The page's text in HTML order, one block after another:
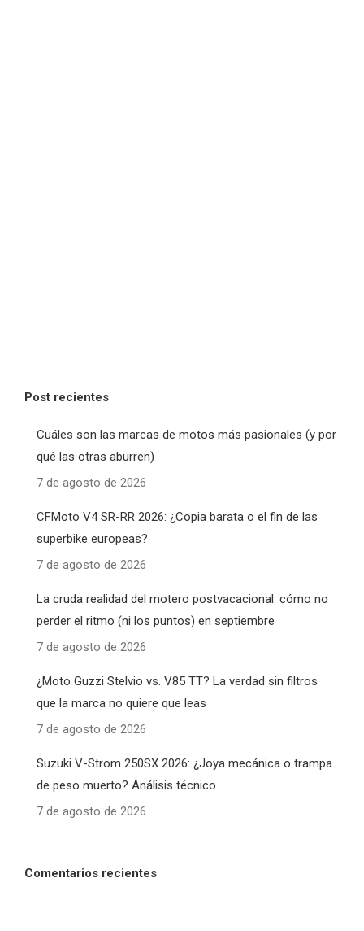
Post recientes
Cuáles son las marcas de motos más pasionales (y por
qué las otras aburren)
7 de agosto de 2026
CFMoto V4 SR-RR 2026: ¿Copia barata o el fin de las
superbike europeas?
7 de agosto de 2026
La cruda realidad del motero postvacacional: cómo no
perder el ritmo (ni los puntos) en septiembre
7 de agosto de 2026
¿Moto Guzzi Stelvio vs. V85 TT? La verdad sin filtros
que la marca no quiere que leas
7 de agosto de 2026
Suzuki V-Strom 250SX 2026: ¿Joya mecánica o trampa
de peso muerto? Análisis técnico
7 de agosto de 2026
Comentarios recientes